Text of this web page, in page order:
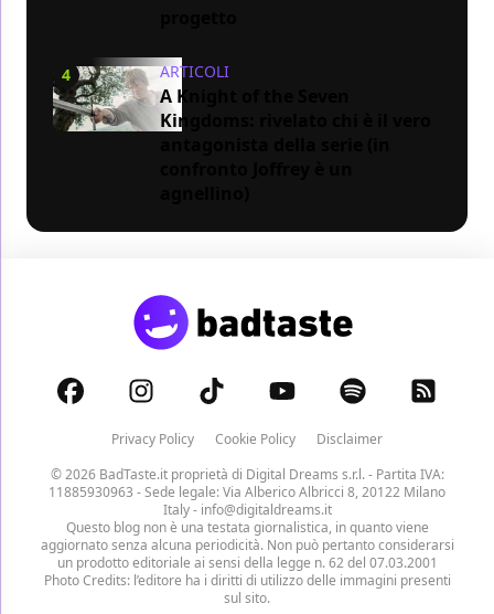
4 ARTICOLI
A Knight of the Seven
Kingdoms: rivelato chi è il vero
Privacy Policy Cookie Policy
Disclaimer
© 2026 BadTaste.it proprietà di Digital Dreams s.r.l.- Partita IVA:
11885930963 - Sede legale: Via Alberico Albricci 8, 20122 Milano
Italy - info@digitaldreams.it
Questo blog non è una testata giornalistica, in quanto viene
aggiornato senza alcuna periodicità. Non può pertanto considerarsi
un prodotto editoriale ai sensi della legge n. 62 del 07.03.2001
Photo Credits: l’editore ha i diritti di utilizzo delle immagini presenti
sul sito.